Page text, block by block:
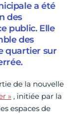
a été
des
public. Elle
des
quartier sur
de la nouvelle
» , initiée par la
espaces de